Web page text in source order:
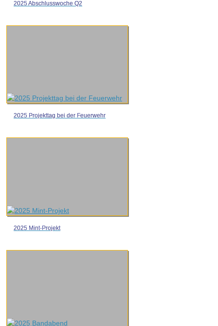
2025 Abschlusswoche Q2
2025 Projekttag bei der Feuerwehr
2025 Mint-Projekt